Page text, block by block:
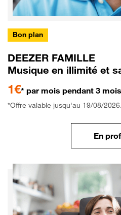
Bon plan
DEEZER FAMILLE
Musique en illimité et
1€* par mois pendant 3
*Offre valable jusqu'au 19/08/
En